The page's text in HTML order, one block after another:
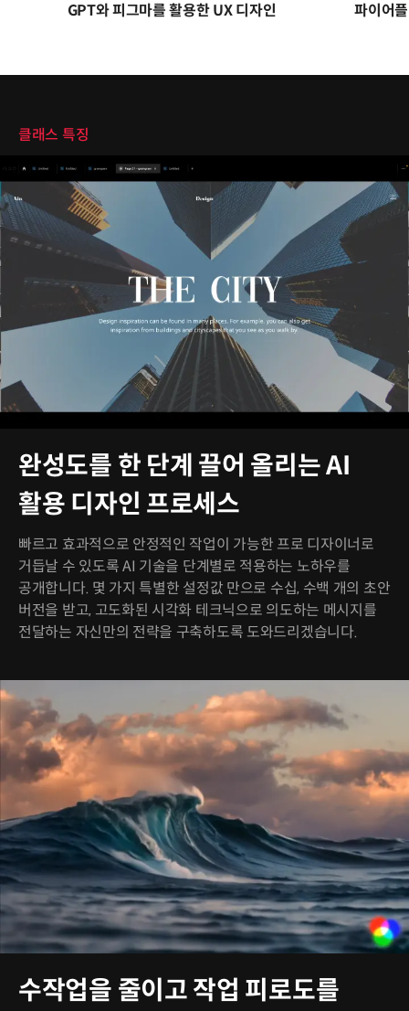
GPT와 피그마를 활용한 UX 디자인 파이어
클래스 특징
완성도를 한 단계 끌어 올리는 AI
활용 디자인 프로세스
빠르고 효과적으로 안정적인 작업이 가능한 프로 디자이너로
거듭날 수 있도록 AI 기술을 단계별로 적용하는 노하우를
공개합니다. 몇 가지 특별한 설정값 만으로 수십, 수백 개의 초안
버전을 받고, 고도화된 시각화 테크닉으로 의도하는 메시지를
전달하는 자신만의 전략을 구축하도록 도와드리겠습니다.
수작업을 줄이고 작업 피로도를